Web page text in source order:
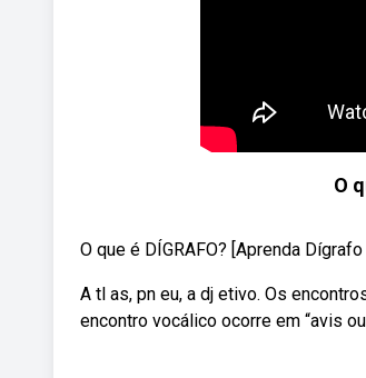
O
O que é DÍGRAFO? [Aprenda
A tl as, pn eu, a dj etivo. Os
encontro vocálico ocorre em “avis